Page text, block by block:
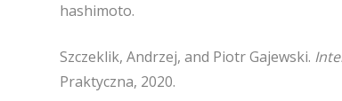
hashimoto.
Szczeklik, Andrzej, and Piotr Gajewski.
Praktyczna, 2020.